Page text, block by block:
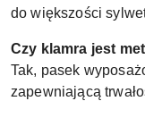
do większości
Czy klamra jest
Tak, pasek
zapewniającą